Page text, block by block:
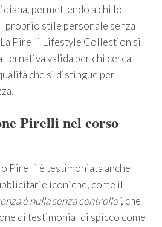
permettendo a chi lo
proprio stile personale senza
Pirelli Lifestyle Collection si
valida per chi cerca
che si distingue per
Pirelli nel corso
Pirelli è testimoniata anche
iconiche, come il
è nulla senza controllo”, che
di testimonial di spicco come